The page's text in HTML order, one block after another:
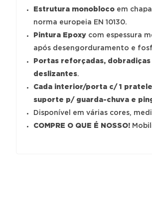
Estrutura monobloco em
norma europeia EN 10130.
Pintura Epoxy com espessura
após desengorduramento e
Portas reforçadas,
deslizantes.
Cada interior/porta c/ 1
suporte p/ guarda-chuva e
Disponível em várias cores,
COMPRE O QUE É NOSSO!